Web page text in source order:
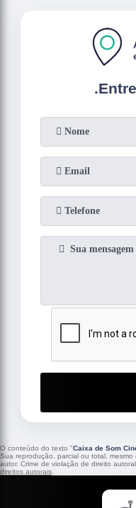
.
O conteúdo do texto "Caixa de Som
Sua reprodução, parcial ou total,
autor. Crime de violação de direito
direitos autorais